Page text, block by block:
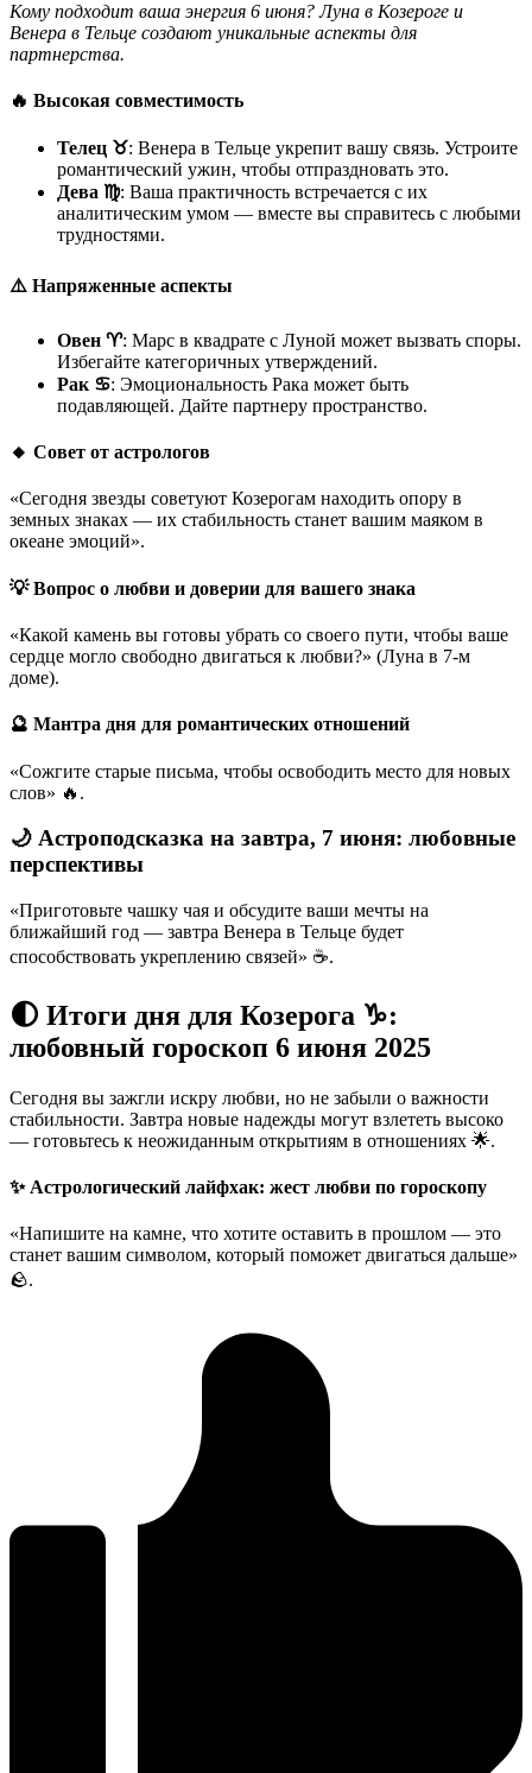
Кому подходит ваша энергия 6 июня? Луна в Козероге и
Венера в Тельце создают уникальные аспекты для
партнерства.
🔥 Высокая совместимость
Телец ♉: Венера в Тельце укрепит вашу связь. Устроите
романтический ужин, чтобы отпраздновать это.
Дева ♍: Ваша практичность встречается с их
аналитическим умом — вместе вы справитесь с любыми
трудностями.
⚠️ Напряженные аспекты
Овен ♈: Марс в квадрате с Луной может вызвать споры.
Избегайте категоричных утверждений.
Рак ♋: Эмоциональность Рака может быть
подавляющей. Дайте партнеру пространство.
🔸 Совет от астрологов
«Сегодня звезды советуют Козерогам находить опору в
земных знаках — их стабильность станет вашим маяком в
океане эмоций».
💡 Вопрос о любви и доверии для вашего знака
«Какой камень вы готовы убрать со своего пути, чтобы ваше
сердце могло свободно двигаться к любви?» (Луна в 7-м
доме).
🔮 Мантра дня для романтических отношений
«Сожгите старые письма, чтобы освободить место для новых
слов» 🔥.
🌙 Астроподсказка на завтра, 7 июня: любовные
перспективы
«Приготовьте чашку чая и обсудите ваши мечты на
ближайший год — завтра Венера в Тельце будет
способствовать укреплению связей» ☕.
🌓 Итоги дня для Козерога ♑:
любовный гороскоп 6 июня 2025
Сегодня вы зажгли искру любви, но не забыли о важности
стабильности. Завтра новые надежды могут взлететь высоко
— готовьтесь к неожиданным открытиям в отношениях 🌟.
✨ Астрологический лайфхак: жест любви по гороскопу
«Напишите на камне, что хотите оставить в прошлом — это
станет вашим символом, который поможет двигаться дальше»
🪨.